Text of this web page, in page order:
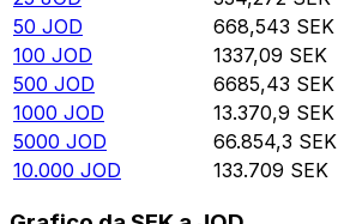
50 JOD 668,543 SEK
100 JOD 1337,09 SEK
500 JOD 6685,43 SEK
1000 JOD 13.370,9 SEK
5000 JOD 66.854,3 SEK
10.000 JOD 133.709 SEK